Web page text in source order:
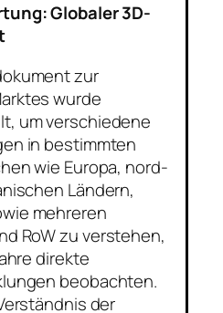
Globaler 3D-
zur
wurde
um verschiedene
in bestimmten
wie Europa, nord-
Ländern,
mehreren
RoW zu verstehen,
direkte
beobachten.
der